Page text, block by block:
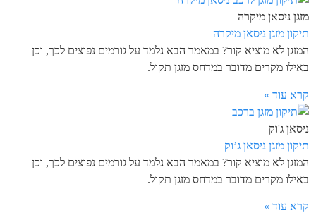
מזגן ניסאן מיקרה
תיקון מזגן ניסאן מיקרה
המזגן לא מוציא קור? במאמר הבא נלמד על גורמים נפוצים לכך, וכן
באילו מקרים מדובר במדחס מזגן תקול.
קרא עוד »
ניסאן ג'וק
תיקון מזגן ניסאן ג’וק
המזגן לא מוציא קור? במאמר הבא נלמד על גורמים נפוצים לכך, וכן
באילו מקרים מדובר במדחס מזגן תקול.
קרא עוד »